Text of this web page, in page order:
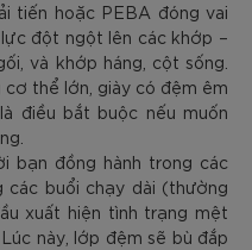
tiến hoặc PEBA đóng vai
đột ngột lên các khớp –
và khớp háng, cột sống.
thể lớn, giày có đệm êm
điều bắt buộc nếu muốn
bạn đồng hành trong các
các buổi chạy dài (thường
xuất hiện tình trạng mệt
này, lớp đệm sẽ bù đắp